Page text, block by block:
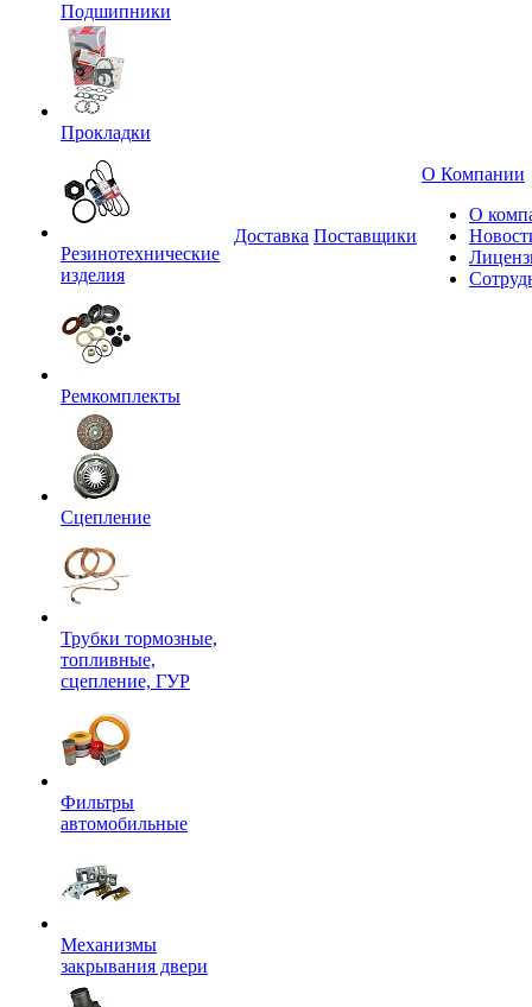
Подшипники
Прокладки
Резинотехнические
изделия
Ремкомплекты
Сцепление
Трубки тормозные,
топливные,
сцепление, ГУР
Фильтры
автомобильные
Механизмы
закрывания двери
Доставка Поставщики
О Компании
О